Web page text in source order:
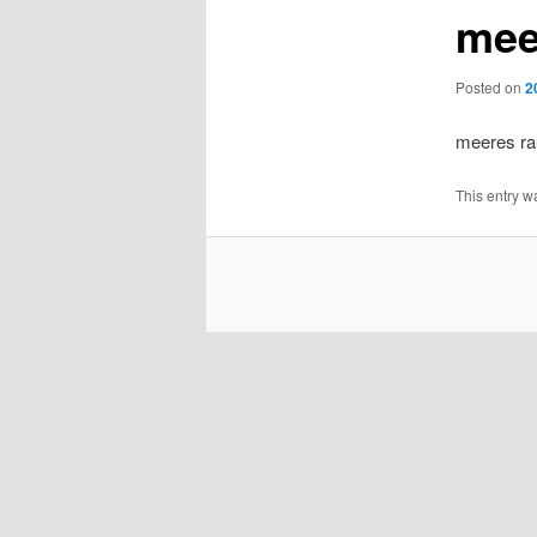
Posted on
meeres
This entry